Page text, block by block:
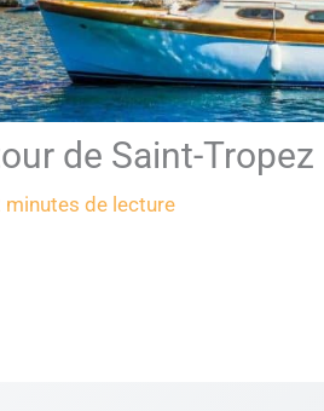
de Saint-Tropez
minutes de lecture